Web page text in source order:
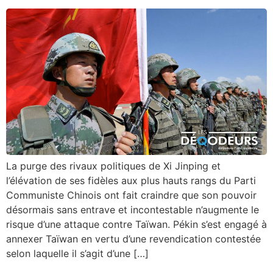
La purge des rivaux politiques de Xi Jinping et
l’élévation de ses fidèles aux plus hauts rangs du Parti
Communiste Chinois ont fait craindre que son pouvoir
désormais sans entrave et incontestable n’augmente le
risque d’une attaque contre Taïwan. Pékin s’est engagé à
annexer Taïwan en vertu d’une revendication contestée
selon laquelle il s’agit d’une […]